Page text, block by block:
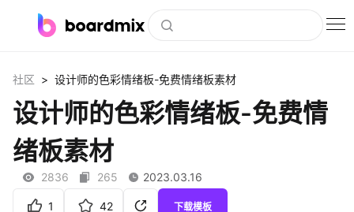
社区资源
会员
企业服务
社区 > 设计师的色彩情绪板-免费情绪板素材
设计师的色彩情绪板-免费情
绪板素材
2836 265 2023.03.16
1 42 下载模板